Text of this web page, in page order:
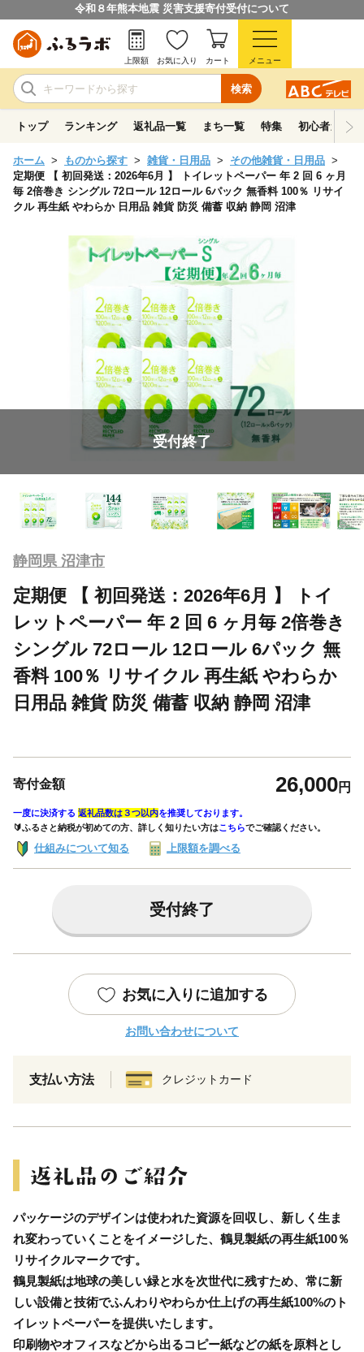
令和８年熊本地震 災害支援寄付受付について
検索
上限額 お気に入り カート メニュー
トップ ランキング 返礼品一覧 まち一覧 特集 初心者ガイド
ホーム ものから探す 雑貨・日用品
その他雑貨・日用品
定期便 【 初回発送：2026年6月 】 トイレットペーパー 年 2 回 6 ヶ月
毎 2倍巻き シングル 72ロール 12ロール 6パック 無香料 100％ リサイ
クル 再生紙 やわらか 日用品 雑貨 防災 備蓄 収納 静岡 沼津
受付終了
静岡県 沼津市
定期便 【 初回発送：2026年6月 】 トイ
レットペーパー 年 2 回 6 ヶ月毎 2倍巻き
シングル 72ロール 12ロール 6パック 無
香料 100％ リサイクル 再生紙 やわらか
日用品 雑貨 防災 備蓄 収納 静岡 沼津
寄付金額 26,000円
一度に決済する 返礼品数は３つ以内を推奨しております。
🔰ふるさと納税が初めての方、詳しく知りたい方はこちらでご確認ください。
仕組みについて知る 上限額を調べる
受付終了
お気に入りに追加する
お問い合わせについて
支払い方法 クレジットカード
パッケージのデザインは使われた資源を回収し、新しく生ま
れ変わっていくことをイメージした、鶴見製紙の再生紙100％
リサイクルマークです。
鶴見製紙は地球の美しい緑と水を次世代に残すため、常に新
しい設備と技術でふんわりやわらか仕上げの再生紙100%のト
イレットペーパーを提供いたします。
印刷物やオフィスなどから出るコピー紙などの紙を原料とし